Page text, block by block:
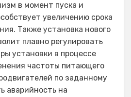
в момент пуска и
увеличению срока
Также установка нового
плавно регулировать
установки в процессе
частоты питающего
по заданному
аварийность на